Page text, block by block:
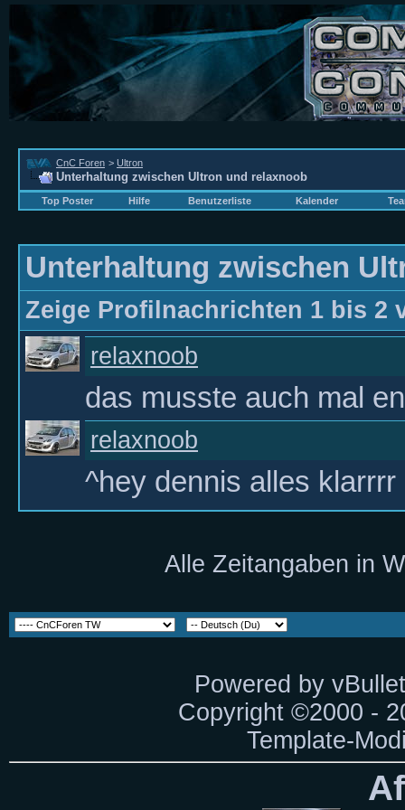
CnC Foren > Ultron
Unterhaltung zwischen Ultron und relaxnoob
Top Poster Hilfe Benutzerliste Kalender
Unterhaltung zwischen
Zeige Profilnachrichten 1 bis 2
relaxnoob
das musste auch mal
relaxnoob
^hey dennis alles klarrrr
Alle Zeitangaben in
Powered by
Copyright ©2000 -
Template-